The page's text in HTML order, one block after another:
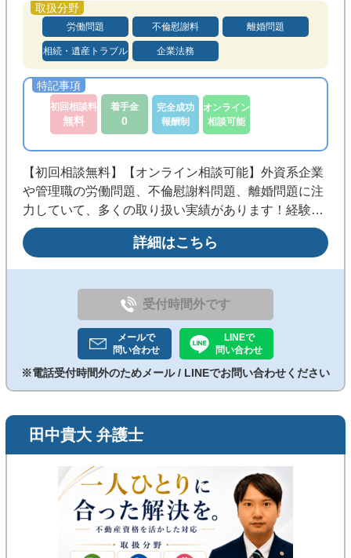
※ご相談内容により初回相談無料の対象外
のものがございます。
※繁忙状況によりご相談をお受けできない
労働問題 不倫慰謝料 離婚問題
相続・遺産トラブル 企業法務
初回相談料
無料
着手金
0
完全成功
報酬制
オンライン
相談可能
【初回相談無料】【オンライン相談可能】外資系企業
や管理職の労働問題、不倫慰謝料問題、離婚問題に注
力していて、多くの取り扱い実績があります！経験を
活かしたスピーディーな対応と納得の料金体系で安心
してご依頼いただけるよう努めております。まずはお
気軽にご相談ください。
詳細はこちら
受付時間外です
メールで
問い合わせ
LINEで
問い合わせ
※電話受付時間外のためメール / LINEでお問い合わせください
田中貴大 弁護士